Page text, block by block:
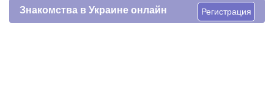
Знакомства в Украине онлайн Регистрация